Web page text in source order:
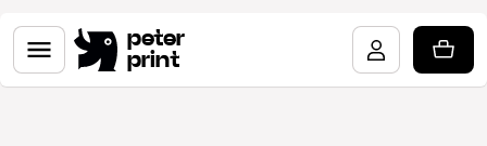
peter
print